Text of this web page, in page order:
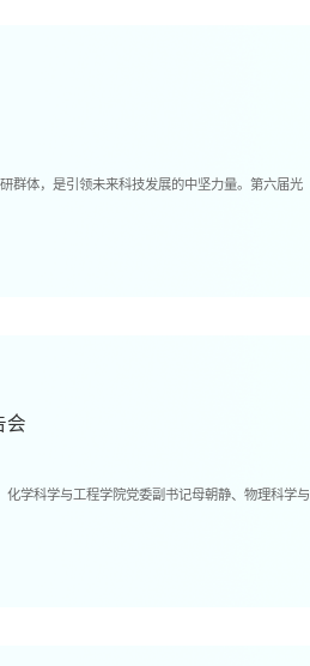
群体，是引领未来科技发展的中坚力量。第六届光
会
学科学与工程学院党委副书记母朝静、物理科学与